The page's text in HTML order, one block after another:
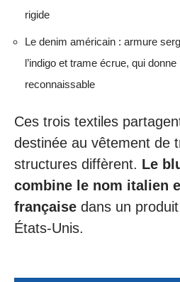
rigide
Le denim américain : armure
l’indigo et trame écrue, qui donne
reconnaissable
Ces trois textiles
destinée au vêtement de
structures diffèrent. Le
combine le nom italien
française dans un
États-Unis.